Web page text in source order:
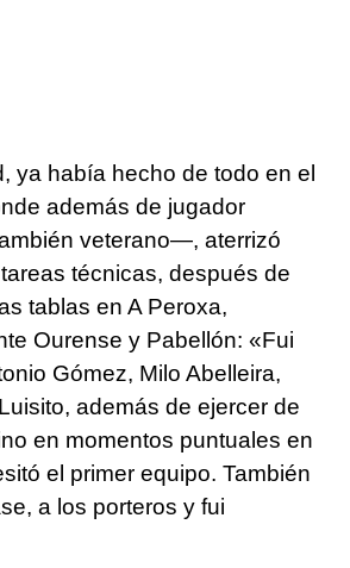
ya había hecho de todo en el
además de jugador
veterano—, aterrizó
técnicas, después de
tablas en A Peroxa,
Ourense y Pabellón: «Fui
Gómez, Milo Abelleira,
además de ejercer de
en momentos puntuales en
el primer equipo. También
a los porteros y fui